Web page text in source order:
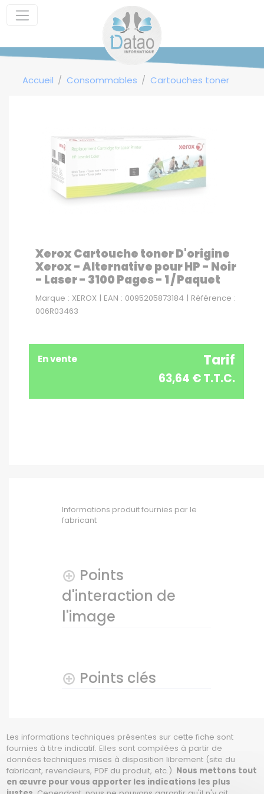
Accueil Consommables Cartouches toner
Xerox Cartouche toner D'origine
Xerox - Alternative pour HP - Noir
- Laser - 3100 Pages - 1 / Paquet
Marque : XEROX | EAN : 0095205873184 | Référence :
006R03463
En vente Tarif
63,64 € T.T.C.
Informations produit fournies par le
fabricant
Points
d'interaction de
l'image
Points clés
Les informations techniques présentes sur cette fiche sont
fournies à titre indicatif. Elles sont compilées à partir de
données techniques mises à disposition librement (site du
fabricant, revendeurs, PDF du produit, etc.). Nous mettons tout
en œuvre pour vous apporter les indications les plus
Panneau de gestion des cookies